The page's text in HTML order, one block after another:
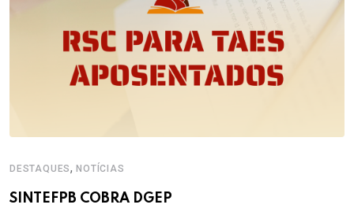
DESTAQUES,NOTÍCIAS
SINTEFPB COBRA DGEP